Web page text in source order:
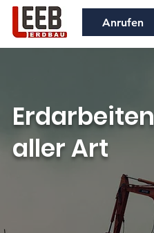
Anrufen
Erdarbeiten
aller Art